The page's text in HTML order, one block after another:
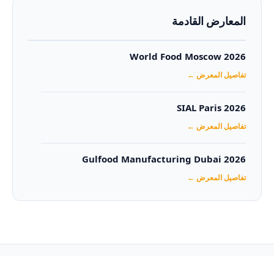
المعارض القادمة
World Food Moscow 2026
تفاصيل المعرض ←
SIAL Paris 2026
تفاصيل المعرض ←
Gulfood Manufacturing Dubai 2026‏
تفاصيل المعرض ←